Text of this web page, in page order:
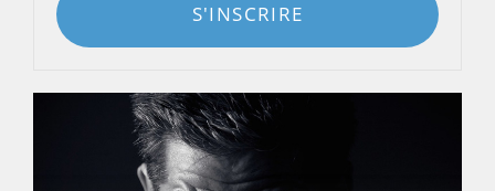
S'INSCRIRE